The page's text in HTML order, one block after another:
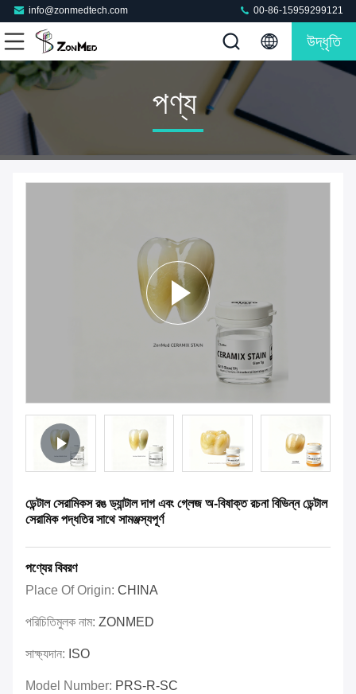
info@zonmedtech.com 00-86-15959299121
উদ্ধৃতি
পণ্য
ডেন্টাল সেরামিকস রঙ ড্যান্টাল দাগ এবং গ্লেজ অ-বিষাক্ত রচনা বিভিন্ন ডেন্টাল
সেরামিক পদ্ধতির সাথে সামঞ্জস্যপূর্ণ
পণ্যের বিবরণ
Place Of Origin: CHINA
পরিচিতিমুলক নাম: ZONMED
সাক্ষ্যদান: ISO
Model Number: PRS-R-SC